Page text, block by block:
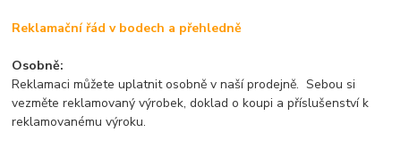
Reklamační řád v bodech a přehledně
Osobně:
Reklamaci můžete uplatnit osobně v naší prodejně. Sebou si
vezměte reklamovaný výrobek, doklad o koupi a příslušenství k
reklamovanému výroku.